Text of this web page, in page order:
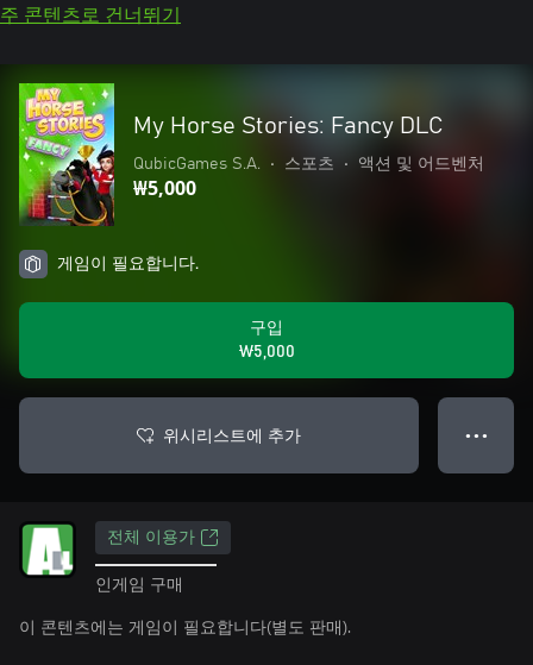
주 콘텐츠로 건너뛰기
My Horse Stories: Fancy DLC
QubicGames S.A. • 스포츠 • 액션 및 어드벤처
₩5,000
게임이 필요합니다.
구입
₩5,000
위시리스트에 추가 ● ● ●
전체 이용가
인게임 구매
이 콘텐츠에는 게임이 필요합니다(별도 판매).